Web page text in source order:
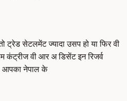
ट्रेड सेटलमेंट ज्यादा उसप हो या फिर वी
कंट्रीज वी आर अ डिसेंट इन रिजर्व
आपका नेपाल के